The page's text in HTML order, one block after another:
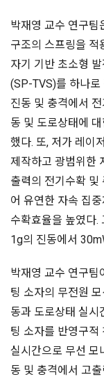
박재영 교수 연구팀
구조의 스프링을 적
자기 기반 초소형
(SP-TVS)를 하나로
진동 및 충격에서
동 및 도로상태에
했다. 또, 저가 레이
제작하고 광범위한
출력의 전기수확 및
어 유연한 자속 집
수확효율을 높였다.
1g의 진동에서
박재영 교수 연구팀
팅 소자의 무전원
동과 도로상태 실시
팅 소자를 반영구적
실시간으로 무선 모
동 및 충격에서 고